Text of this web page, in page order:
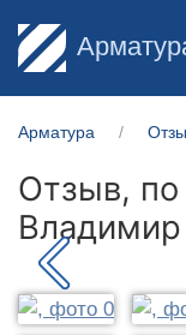
Арматура
Отзыв, по
Владимир